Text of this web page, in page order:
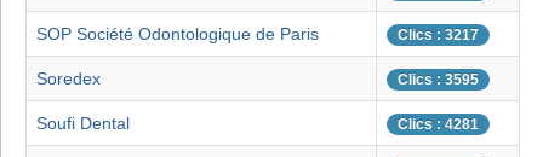
SOP Société Odontologique de Paris Clics : 3217
Soredex Clics : 3595
Soufi Dental Clics : 4281